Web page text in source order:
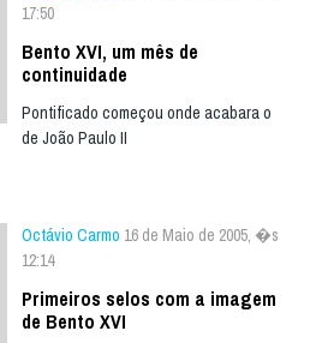
17:50
Bento XVI, um mês de
continuidade
Pontificado começou onde acabara o
de João Paulo II
Octávio Carmo 16 de Maio de 2005, �s
12:14
Primeiros selos com a imagem
de Bento XVI